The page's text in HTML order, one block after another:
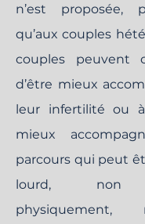
n’est proposée,
qu’aux couples
couples peuvent
d’être mieux
leur infertilité ou
mieux
parcours qui peut
lourd, non
physiquement,